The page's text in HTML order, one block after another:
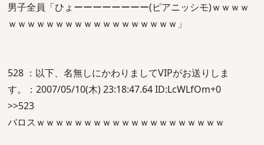
男子全員「ひょーーーーーーーー(ピアニッシモ)ｗｗｗｗ
ｗｗｗｗｗｗｗｗｗｗｗｗｗｗｗｗｗｗ」
528 ：以下、名無しにかわりましてVIPがお送りしま
す。：2007/05/10(木) 23:18:47.64 ID:LcWLfOm+0
>>523
バロスｗｗｗｗｗｗｗｗｗｗｗｗｗｗｗｗｗｗｗｗ